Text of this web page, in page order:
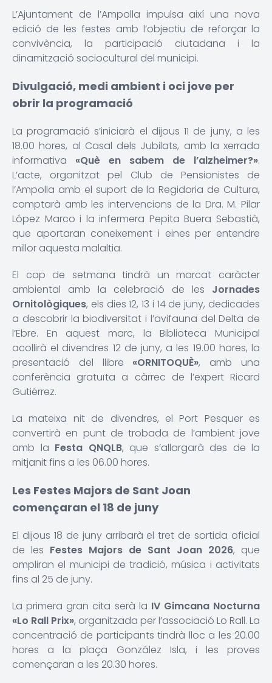
L’Ajuntament de l’Ampolla impulsa així una nova
edició de les festes amb l’objectiu de reforçar la
convivència, la participació ciutadana i la
dinamització sociocultural del municipi.
Divulgació, medi ambient i oci jove per
obrir la programació
La programació s’iniciarà el dijous 11 de juny, a les
18.00 hores, al Casal dels Jubilats, amb la xerrada
informativa «Què en sabem de l’alzheimer?».
L’acte, organitzat pel Club de Pensionistes de
l’Ampolla amb el suport de la Regidoria de Cultura,
comptarà amb les intervencions de la Dra. M. Pilar
López Marco i la infermera Pepita Buera Sebastià,
que aportaran coneixement i eines per entendre
millor aquesta malaltia.
El cap de setmana tindrà un marcat caràcter
ambiental amb la celebració de les Jornades
Ornitològiques, els dies 12, 13 i 14 de juny, dedicades
a descobrir la biodiversitat i l’avifauna del Delta de
l’Ebre. En aquest marc, la Biblioteca Municipal
acollirà el divendres 12 de juny, a les 19.00 hores, la
presentació del llibre «ORNITOQUÈ», amb una
conferència gratuïta a càrrec de l’expert Ricard
Gutiérrez.
La mateixa nit de divendres, el Port Pesquer es
convertirà en punt de trobada de l’ambient jove
amb la Festa QNQLB, que s’allargarà des de la
mitjanit fins a les 06.00 hores.
Les Festes Majors de Sant Joan
començaran el 18 de juny
El dijous 18 de juny arribarà el tret de sortida oficial
de les Festes Majors de Sant Joan 2026, que
ompliran el municipi de tradició, música i activitats
fins al 25 de juny.
La primera gran cita serà la IV Gimcana Nocturna
«Lo Rall Prix», organitzada per l’associació Lo Rall. La
concentració de participants tindrà lloc a les 20.00
hores a la plaça González Isla, i les proves
començaran a les 20.30 hores.